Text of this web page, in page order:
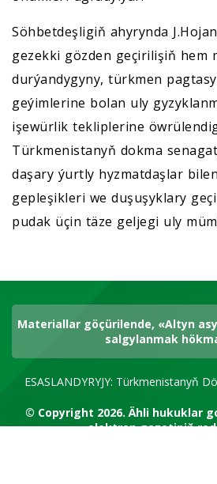
Söhbetdeşligiň ahyrynda
gezekki gözden geçirilişiň hem
durýandygyny, türkmen
geýimlerine bolan uly
işewürlik tekliplerine
Türkmenistanyň dokma
daşary ýurtly hyzmatdaşlar
gepleşikleri we duşuşyklary
pudak üçin täze geljegi uly
Materiallar göçürilende, «Altyn
salgylanmak
ESASLANDYRYJY: Türkmenistanyň
© Copyright 2026.Ähli hukuklar
elektron gazetiniň